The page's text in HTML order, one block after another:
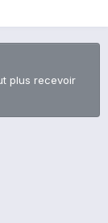
plus recevoir